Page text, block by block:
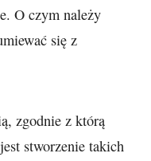
O czym należy
się z
zgodnie z którą
stworzenie takich